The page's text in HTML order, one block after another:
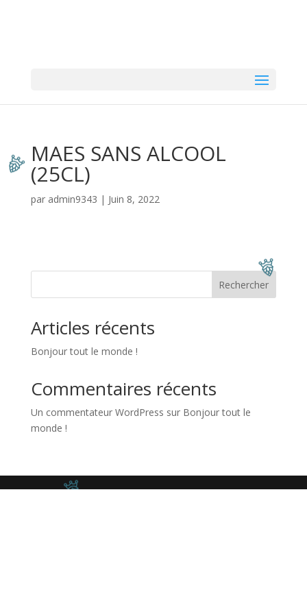
MAES SANS ALCOOL
(25CL)
par admin9343 | Juin 8, 2022
Rechercher
Articles récents
Bonjour tout le monde !
Commentaires récents
Un commentateur WordPress sur Bonjour tout le
monde !